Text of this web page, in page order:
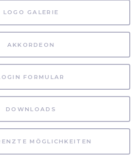
LOGO GALERIE
AKKORDEON
FORMULAR
DOWNLOADS
MÖGLICHKEITEN